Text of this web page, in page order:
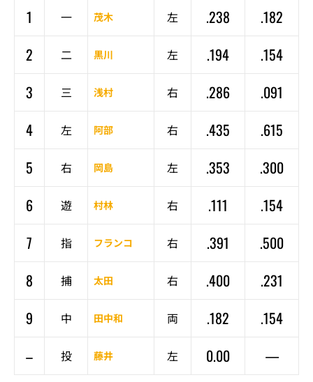
1 一 茂木 左 .238
.182
2
二 黒川 左 .194
.154
3
三 浅村 右 .286
.091
4
左 阿部 右 .435
.615
5
右 岡島 左 .353
.300
6
遊 村林 右 .111
.154
7
指 フランコ 右 .391
.500
8
捕 太田 右 .400
.231
9
中 田中和 両 .182
.154
–
投 藤井 左 0.00 —